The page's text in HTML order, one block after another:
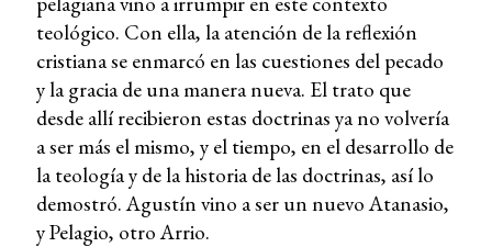
teológico. Con ella, la atención de la reflexión
cristiana se enmarcó en las cuestiones del pecado
y la gracia de una manera nueva. El trato que
desde allí recibieron estas doctrinas ya no volvería
a ser más el mismo, y el tiempo, en el desarrollo de
la teología y de la historia de las doctrinas, así lo
demostró. Agustín vino a ser un nuevo Atanasio,
y Pelagio, otro Arrio.